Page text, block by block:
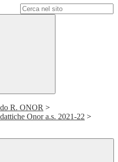
R. ONOR >
Onor a.s. 2021-22 >